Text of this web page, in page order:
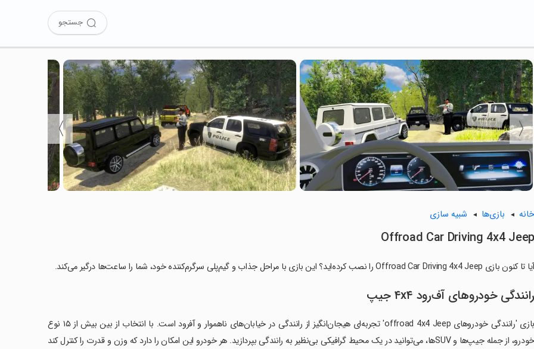
جستجو
〈
〉
خانه بازی‌ها شبیه سازی
Offroad Car Driving 4x4 Jeep
آیا تا کنون بازی Offroad Car Driving 4x4 Jeep را نصب کرده‌اید؟ این بازی با مراحل جذاب و گیم‌پلی سرگرم‌کننده خود، شما را ساعت‌ها درگیر می‌کند.
رانندگی خودروهای آف‌رود ۴x۴ جیپ
بازی 'رانندگی خودروهای offroad 4x4 Jeep' تجربه‌ای هیجان‌انگیز از رانندگی در خیابان‌های ناهموار و آفرود است. با انتخاب از بین بیش از ۱۵ نوع
خودرو، از جمله جیپ‌ها و SUV‌ها، می‌توانید در یک محیط گرافیکی بی‌نظیر به رانندگی بپردازید. هر خودرو این امکان را دارد که وزن و قدرت را کنترل کند